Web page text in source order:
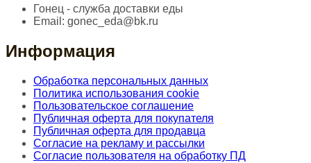
Гонец - служба доставки еды
Email: gonec_eda@bk.ru
Информация
Обработка персональных данных
Политика использования cookie
Пользовательское соглашение
Публичная оферта для покупателя
Публичная оферта для продавца
Согласие на рекламу и рассылки
Согласие пользователя на обработку ПД